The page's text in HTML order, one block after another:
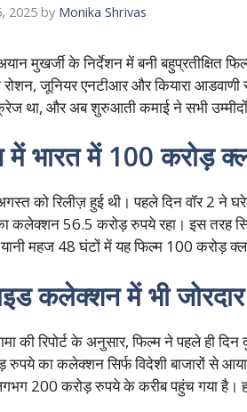
2025 by Monika Shrivas
मुखर्जी के निर्देशन में बनी बहुप्रतीक्षित
जूनियर एनटीआर और कियारा आडवाणी
था, और अब शुरुआती कमाई ने सभी उम्मीदों
में भारत में 100 करोड़
को रिलीज़ हुई थी। पहले दिन वॉर 2 ने
कलेक्शन 56.5 करोड़ रुपये रहा। इस तरह
महज 48 घंटों में यह फिल्म 100 करोड़
कलेक्शन में भी
की रिपोर्ट के अनुसार, फिल्म ने पहले ही
रुपये का कलेक्शन सिर्फ विदेशी बाजारों से
200 करोड़ रुपये के करीब पहुंच गया है।